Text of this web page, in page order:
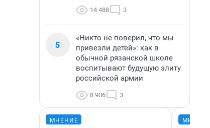
14 488 3
5
«Никто не поверил, что мы
привезли детей»: как в
обычной рязанской школе
воспитывают будущую элиту
российской армии
8 906 3
МНЕНИЕ